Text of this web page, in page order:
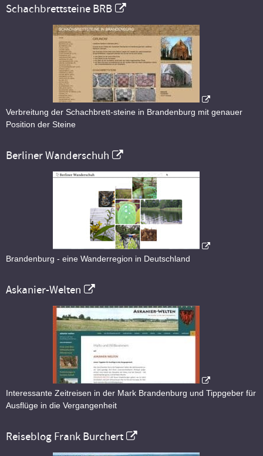
Schachbrettsteine BRB
Verbreitung der Schachbrett-steine in Brandenburg mit genauer
Position der Steine
Berliner Wanderschuh
Brandenburg - eine Wanderregion in Deutschland
Askanier-Welten
Interessante Zeitreisen in der Mark Brandenburg und Tippgeber für
Ausflüge in die Vergangenheit
Reiseblog Frank Burchert